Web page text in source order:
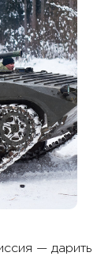
— дарить